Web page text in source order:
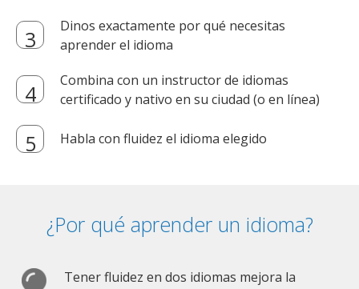
Dinos exactamente por qué necesitas
aprender el idioma
Combina con un instructor de idiomas
certificado y nativo en su ciudad (o en línea)
Habla con fluidez el idioma elegido
¿Por qué aprender un idioma?
Tener fluidez en dos idiomas mejora la